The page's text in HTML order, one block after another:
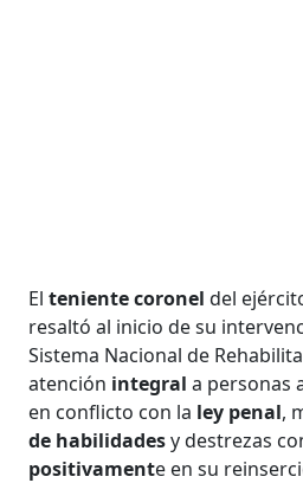
Elteniente coroneldel
resaltó al inicio de su
Sistema Nacional de
atención integral a personas
en conflicto con la ley penal,
de habilidadesy destrezas
positivamente en su